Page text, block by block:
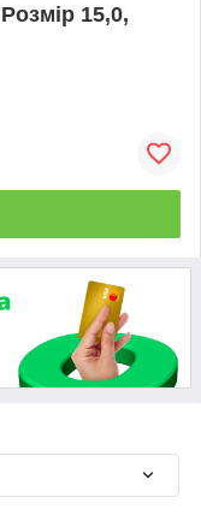
15,0,